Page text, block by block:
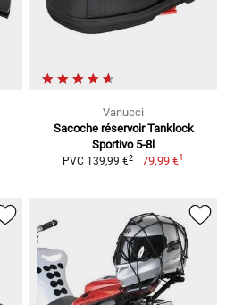
Vanucci
Sacoche réservoir Tanklock
Sportivo 5-8l
PVC 139,99 €2 79,99 €1